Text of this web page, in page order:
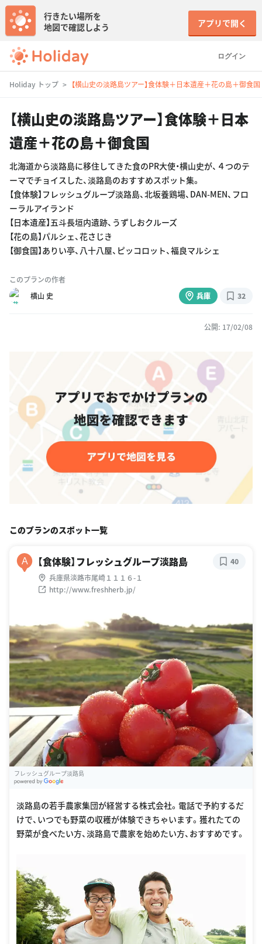
ログイン
行きたい場所を
地図で確認しよう
アプリで開く
Holiday トップ 【横山史の淡路島ツアー】食体験＋日本遺産＋花の島＋御食国
【横山史の淡路島ツアー】食体験＋日本
遺産＋花の島＋御食国
北海道から淡路島に移住してきた食のPR大使・横山史が、４つのテ
ーマでチョイスした、淡路島のおすすめスポット集。
【食体験】フレッシュグループ淡路島、北坂養鶏場、DAN-MEN、フロ
ーラルアイランド
【日本遺産】五斗長垣内遺跡、うずしおクルーズ
【花の島】パルシェ、花さじき
【御食国】ありい亭、八十八屋、ピッコロット、福良マルシェ
このプランの作者
横山 史
兵庫 32
公開: 17/02/08
このプランのスポット一覧
A 【食体験】フレッシュグループ淡路島
兵庫県淡路市尾崎１１１６-１
http://www.freshherb.jp/
40
フレッシュグループ淡路島
淡路島の若手農家集団が経営する株式会社。電話で予約するだ
けで、いつでも野菜の収穫が体験できちゃいます。獲れたての
野菜が食べたい方、淡路島で農家を始めたい方、おすすめです。